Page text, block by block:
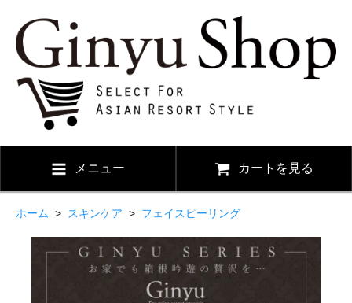
メニュー カートを見る
ホーム > スキンケア > フェイスピーリング